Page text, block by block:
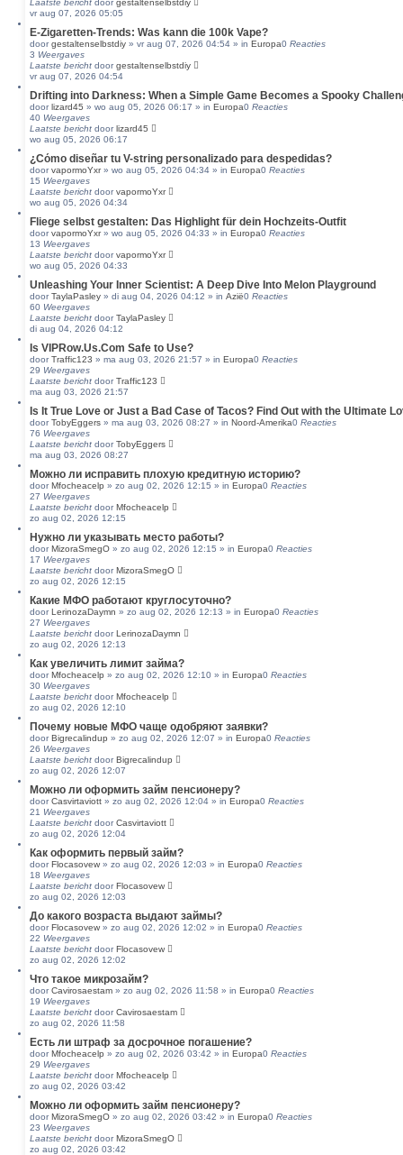
z
o
e
k
e
vr aug 07, 2026 05:05
E-Zigaretten-Trends: Was kann die 100k Vape?
doorgestaltenselbstdiy » vr aug 07, 2026 04:54 » in Europa0 Reacties
3 Weergaves
Laatste bericht doorgestaltenselbstdiy
vr aug 07, 2026 04:54
Drifting into Darkness: When a Simple Game Becomes a Spooky
doorlizard45 » wo aug 05, 2026 06:17 » in Europa0 Reacties
40 Weergaves
Laatste bericht doorlizard45
wo aug 05, 2026 06:17
¿Cómo diseñar tu V-string personalizado para despedidas?
doorvapormoYxr» wo aug 05, 2026 04:34 » in Europa0 Reacties
15 Weergaves
Laatste bericht doorvapormoYxr
wo aug 05, 2026 04:34
Fliege selbst gestalten: Das Highlight für dein Hochzeits-Outfit
doorvapormoYxr» wo aug 05, 2026 04:33 » in Europa0 Reacties
13 Weergaves
Laatste bericht doorvapormoYxr
wo aug 05, 2026 04:33
Unleashing Your Inner Scientist: A Deep Dive Into Melon Playground
doorTaylaPasley » di aug 04, 2026 04:12 » in Azië0 Reacties
60 Weergaves
Laatste bericht doorTaylaPasley
di aug 04, 2026 04:12
Is VIPRow.Us.Com Safe to Use?
doorTraffic123 » ma aug 03, 2026 21:57 » in Europa0 Reacties
29 Weergaves
Laatste bericht doorTraffic123
ma aug 03, 2026 21:57
Is It True Love or Just a Bad Case of Tacos? Find Out with the Ultimate
doorTobyEggers » ma aug 03, 2026 08:27 » in Noord-Amerika0 Reacties
76 Weergaves
Laatste bericht doorTobyEggers
ma aug 03, 2026 08:27
Можно ли исправить плохую кредитную историю?
doorMfocheacelp » zo aug 02, 2026 12:15 » in Europa0 Reacties
27 Weergaves
Laatste bericht doorMfocheacelp
zo aug 02, 2026 12:15
Нужно ли указывать место работы?
doorMizoraSmegO » zo aug 02, 2026 12:15 » in Europa0 Reacties
17 Weergaves
Laatste bericht doorMizoraSmegO
zo aug 02, 2026 12:15
Какие МФО работают круглосуточно?
doorLerinozaDaymn » zo aug 02, 2026 12:13 » in Europa0 Reacties
27 Weergaves
Laatste bericht doorLerinozaDaymn
zo aug 02, 2026 12:13
Как увеличить лимит займа?
doorMfocheacelp » zo aug 02, 2026 12:10 » in Europa0 Reacties
30 Weergaves
Laatste bericht doorMfocheacelp
zo aug 02, 2026 12:10
Почему новые МФО чаще одобряют заявки?
doorBigrecalindup » zo aug 02, 2026 12:07 » in Europa0 Reacties
26 Weergaves
Laatste bericht doorBigrecalindup
zo aug 02, 2026 12:07
Можно ли оформить займ пенсионеру?
doorCasvirtaviott » zo aug 02, 2026 12:04 » in Europa0 Reacties
21 Weergaves
Laatste bericht doorCasvirtaviott
zo aug 02, 2026 12:04
Как оформить первый займ?
doorFlocasovew » zo aug 02, 2026 12:03 » in Europa0 Reacties
18 Weergaves
Laatste bericht doorFlocasovew
zo aug 02, 2026 12:03
До какого возраста выдают займы?
doorFlocasovew » zo aug 02, 2026 12:02 » in Europa0 Reacties
22 Weergaves
Laatste bericht doorFlocasovew
zo aug 02, 2026 12:02
Что такое микрозайм?
doorCavirosaestam » zo aug 02, 2026 11:58 » in Europa0 Reacties
19 Weergaves
Laatste bericht doorCavirosaestam
zo aug 02, 2026 11:58
Есть ли штраф за досрочное погашение?
doorMfocheacelp » zo aug 02, 2026 03:42 » in Europa0 Reacties
29 Weergaves
Laatste bericht doorMfocheacelp
zo aug 02, 2026 03:42
Можно ли оформить займ пенсионеру?
doorMizoraSmegO » zo aug 02, 2026 03:42 » in Europa0 Reacties
23 Weergaves
Laatste bericht doorMizoraSmegO
zo aug 02, 2026 03:42